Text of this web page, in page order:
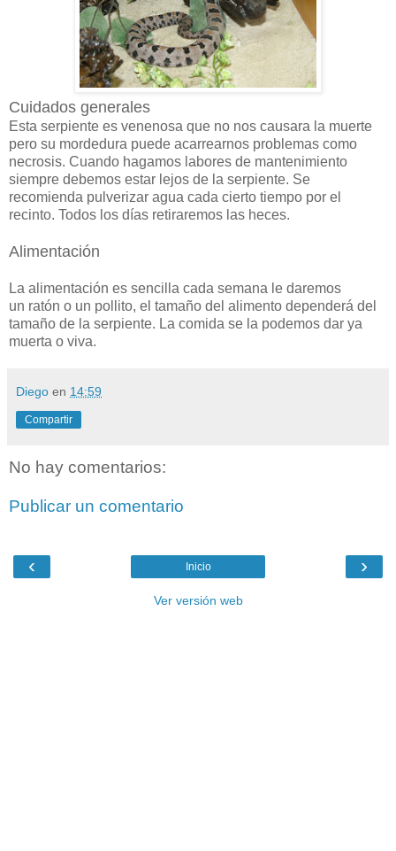
Cuidados generales
Esta serpiente es venenosa que no nos causara la muerte
pero su mordedura puede acarrearnos problemas como
necrosis. Cuando hagamos labores de mantenimiento
siempre debemos estar lejos de la serpiente. Se
recomienda pulverizar agua cada cierto tiempo por el
recinto. Todos los días retiraremos las heces.
Alimentación
La alimentación es sencilla cada semana le daremos
un ratón o un pollito, el tamaño del alimento dependerá del
tamaño de la serpiente. La comida se la podemos dar ya
muerta o viva.
Diego en 14:59
Compartir
No hay comentarios:
Publicar un comentario
‹ ›
Inicio
Ver versión web